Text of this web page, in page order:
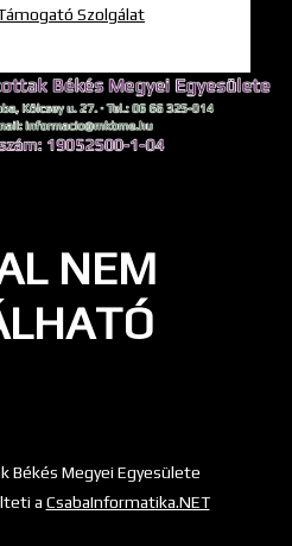
Szolgálat
NEM
Békés Megyei Egyesülete
a CsabaInformatika.NET